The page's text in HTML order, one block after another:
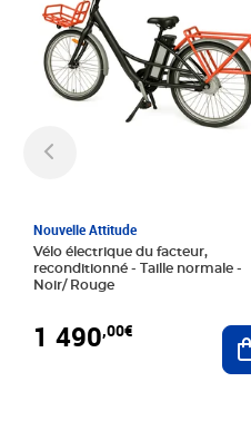
Nouvelle Attitude
Vélo électrique du facteur,
reconditionné - Taille normale -
Noir/ Rouge
1 490,00€